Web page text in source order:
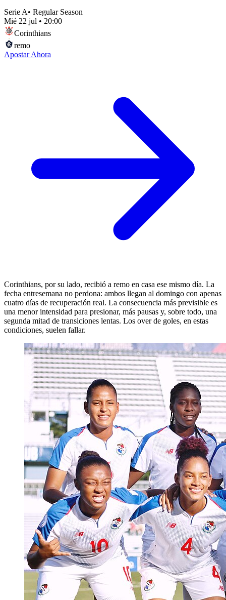
Serie A• Regular Season
Mié 22 jul • 20:00
Corinthians
remo
Apostar Ahora
Corinthians, por su lado, recibió a remo en casa ese mismo día. La
fecha entresemana no perdona: ambos llegan al domingo con apenas
cuatro días de recuperación real. La consecuencia más previsible es
una menor intensidad para presionar, más pausas y, sobre todo, una
segunda mitad de transiciones lentas. Los over de goles, en estas
condiciones, suelen fallar.